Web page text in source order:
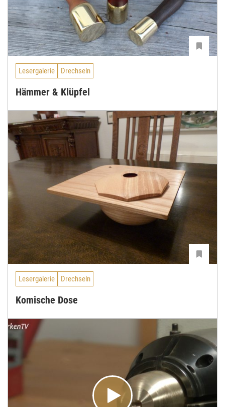
Lesergalerie Drechseln
Hämmer & Klüpfel
Lesergalerie Drechseln
Komische Dose